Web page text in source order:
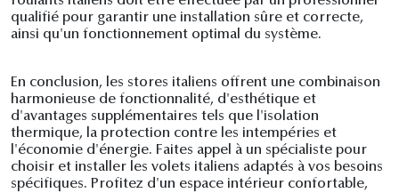
qualifié pour garantir une installation sûre et correcte,
ainsi qu'un fonctionnement optimal du système.
En conclusion, les stores italiens offrent une combinaison
harmonieuse de fonctionnalité, d'esthétique et
d'avantages supplémentaires tels que l'isolation
thermique, la protection contre les intempéries et
l'économie d'énergie. Faites appel à un spécialiste pour
choisir et installer les volets italiens adaptés à vos besoins
spécifiques. Profitez d'un espace intérieur confortable,